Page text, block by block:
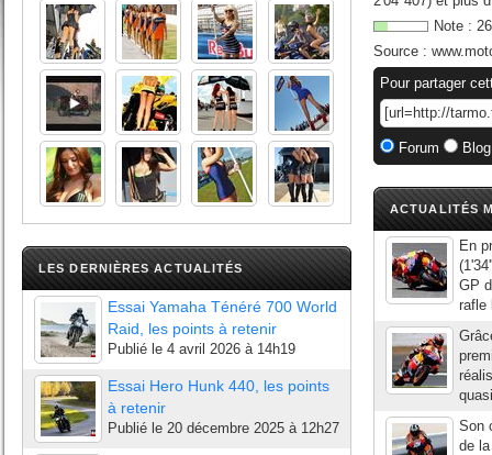
LES DERNIÈRES ACTUALITÉS
Essai Yamaha Ténéré 700 World
Raid, les points à retenir
Publié le 4 avril 2026 à 14h19
Essai Hero Hunk 440, les points
à retenir
Publié le 20 décembre 2025 à 12h27
Note : 26
Source :
Pour partager
Forum
ACTUALITÉS
En
GP
rafle
Son
de